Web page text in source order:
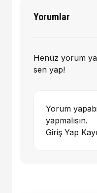
Yorumlar
Henüz yorum
sen yap!
Yorum
yapmalısın.
Giriş Yap